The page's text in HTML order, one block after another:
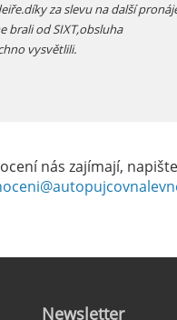
za slevu na další
brali od SIXT,obsluha
vysvětlili.
nás zajímají,
Newsletter